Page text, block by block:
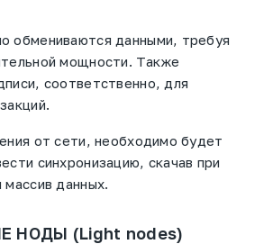
обмениваются данными, требуя
мощности. Также
соответственно, для
от сети, необходимо будет
синхронизацию, скачав при
массив данных.
НОДЫ (Light nodes)